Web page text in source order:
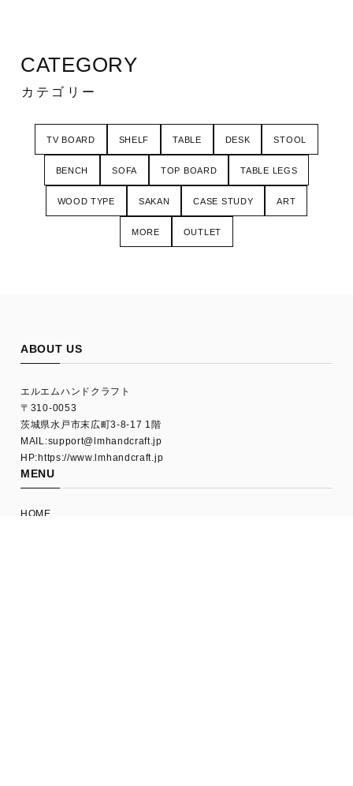
CATEGORY
カテゴリー
TV BOARD SHELF TABLE DESK STOOL
BENCH SOFA TOP BOARD TABLE LEGS
WOOD TYPE SAKAN CASE STUDY ART
MORE OUTLET
ABOUT US
エルエムハンドクラフト
〒310-0053
茨城県水戸市末広町3-8-17 1階
MAIL:support@lmhandcraft.jp
HP:https://www.lmhandcraft.jp
MENU
HOME